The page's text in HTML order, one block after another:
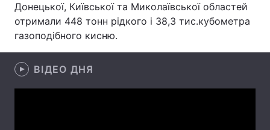
Екологія Регіони
Лонгріди
Відео з Youtube
Донецької, Київської та Миколаївської областей
отримали 448 тонн рідкого і 38,3 тис.кубометра
газоподібного кисню.
ВІДЕО ДНЯ